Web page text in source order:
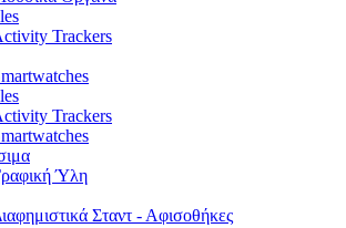
Trackers
Trackers
Ύλη
Σταντ - Αφισοθήκες